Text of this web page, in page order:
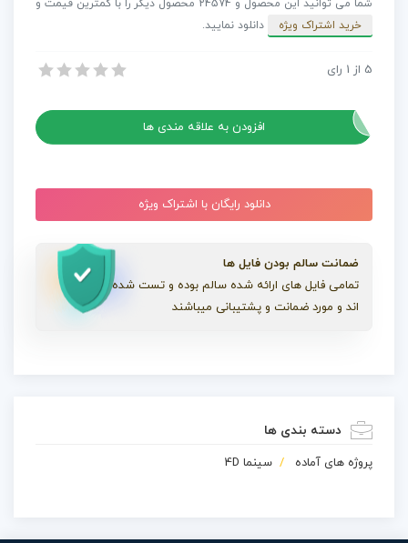
Dynamic
Countdown
شما می توانید این محصول و 24574 محصول دیگر را با کمترین قیمت و
خرید اشتراک ویژه
دانلود نمایید.
پروژه Cinema 4D شمارش معکوس Dynamic Countdown
5 از 1 رای
افزودن به علاقه مندی ها
دانلود رایگان با اشتراک ویژه
ضمانت سالم بودن فایل ها
تمامی فایل های ارائه شده سالم بوده و تست شده
اند و مورد ضمانت و پشتیبانی میباشند
دسته بندی ها
پروژه های آماده سینما 4D